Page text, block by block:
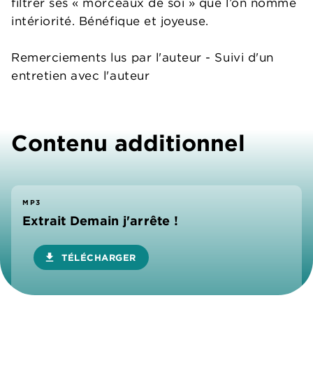
intériorité. Bénéfique et joyeuse.
Remerciements lus par l'auteur - Suivi d'un
entretien avec l'auteur
Contenu additionnel
MP3
Extrait Demain j'arrête !
download TÉLÉCHARGER